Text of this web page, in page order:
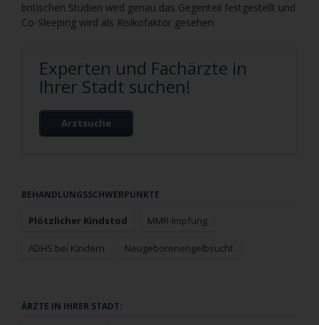
britischen Studien wird genau das Gegenteil festgestellt und
Co-Sleeping wird als Risikofaktor gesehen.
Experten und Fachärzte in
Ihrer Stadt suchen!
Arztsuche
Navigation
BEHANDLUNGSSCHWERPUNKTE
Plötzlicher Kindstod MMR-Impfung
ADHS bei Kindern Neugeborenengelbsucht
Navigation
ÄRZTE IN IHRER STADT: